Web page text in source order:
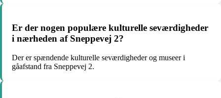
Er der nogen populære kulturelle seværdigheder
i nærheden af Sneppevej 2?
Der er spændende kulturelle seværdigheder og museer i
gåafstand fra Sneppevej 2.